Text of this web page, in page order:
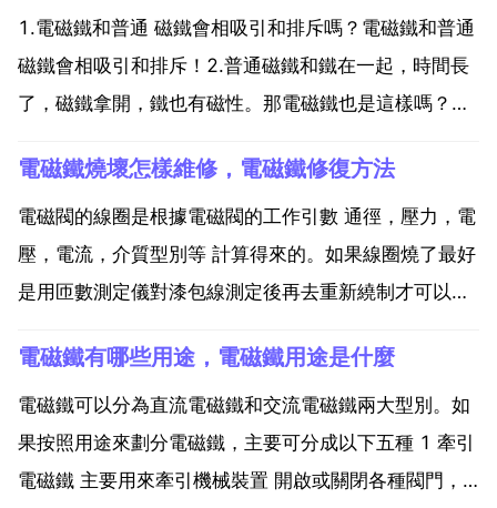
1.電磁鐵和普通 磁鐵會相吸引和排斥嗎？電磁鐵和普通
磁鐵會相吸引和排斥！2.普通磁鐵和鐵在一起，時間長
了，磁鐵拿開，鐵也有磁性。那電磁鐵也是這樣嗎？電
有用純鐵。任何鐵磁體都有剩磁特性，只不過矽鋼片和
純鐵剩磁很小，宜於做電磁鐵的鐵磁芯體。剩磁越小，
電磁鐵...
電磁鐵燒壞怎樣維修，電磁鐵修復方法
電磁閥的線圈是根據電磁閥的工作引數 通徑，壓力，電
壓，電流，介質型別等 計算得來的。如果線圈燒了最好
是用匝數測定儀對漆包線測定後再去重新繞制才可以。
鐵修復方法 電磁鐵當然用電恢復了，電磁可以轉化，怎
麼轉就不知道了 如果是斷了線，你可以接起來，但是要
絕...
電磁鐵有哪些用途，電磁鐵用途是什麼
電磁鐵可以分為直流電磁鐵和交流電磁鐵兩大型別。如
果按照用途來劃分電磁鐵，主要可分成以下五種 1 牽引
電磁鐵 主要用來牽引機械裝置 開啟或關閉各種閥門，